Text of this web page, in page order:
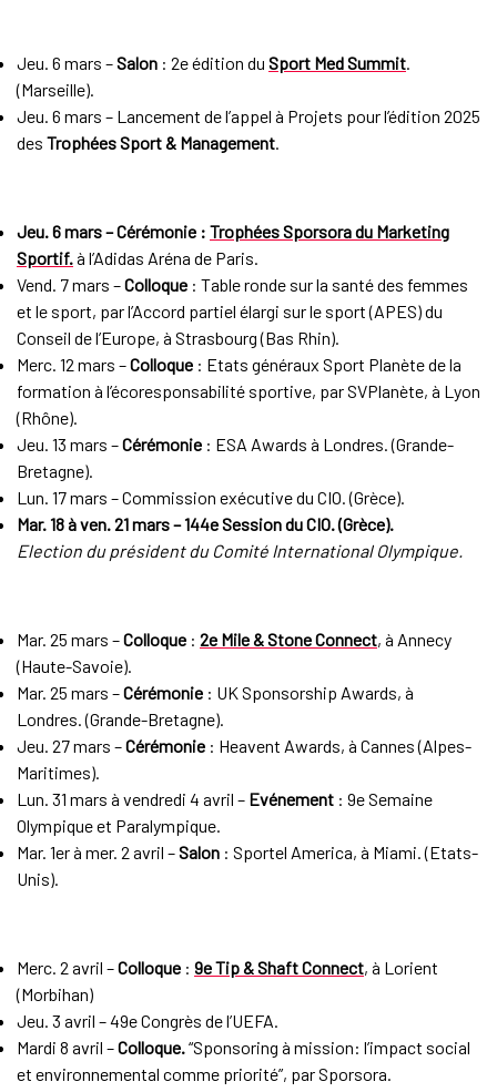
Jeu. 6 mars –Salon : 2e édition du Sport Med Summit.
(Marseille).
Jeu. 6 mars – Lancement de l’appel à Projets pour l’édition 2025
des Trophées Sport & Management.
Jeu. 6 mars – Cérémonie : Trophées Sporsora du Marketing
Sportif.à l’Adidas Aréna de Paris.
Vend. 7 mars –Colloque : Table ronde sur la santé des femmes
et le sport, par l’Accord partiel élargi sur le sport (APES) du
Conseil de l’Europe, à Strasbourg (Bas Rhin).
Merc. 12 mars –Colloque : Etats généraux Sport Planète de la
formation à l’écoresponsabilité sportive, par SVPlanète, à Lyon
(Rhône).
Jeu. 13 mars –Cérémonie : ESA Awards à Londres. (Grande-
Bretagne).
Lun. 17 mars – Commission exécutive du CIO. (Grèce).
Mar. 18 à ven. 21 mars – 144e Session du CIO. (Grèce).
Election du président du Comité International Olympique.
Mar. 25 mars –Colloque : 2e Mile & Stone Connect, à Annecy
(Haute-Savoie).
Mar. 25 mars –Cérémonie : UK Sponsorship Awards, à
Londres. (Grande-Bretagne).
Jeu. 27 mars –Cérémonie : Heavent Awards, à Cannes (Alpes-
Maritimes).
Lun. 31 mars à vendredi 4 avril – Evénement : 9e Semaine
Olympique et Paralympique.
Mar. 1er à mer. 2 avril –Salon : Sportel America, à Miami. (Etats-
Unis).
Merc. 2 avril –Colloque : 9e Tip & Shaft Connect, à Lorient
(Morbihan)
Jeu. 3 avril – 49e Congrès de l’UEFA.
Mardi 8 avril –Colloque.“Sponsoring à mission: l’impact social
et environnemental comme priorité”, par Sporsora.